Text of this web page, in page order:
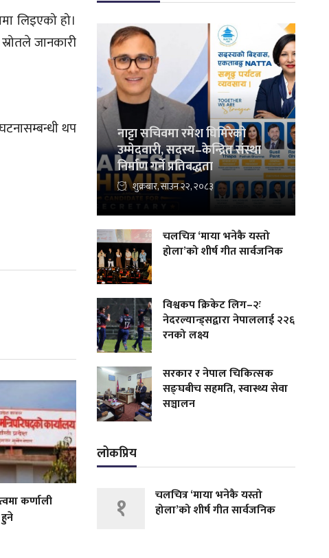
लिइएको हो।
जानकारी
थप
कर्णाली
नाट्टा सचिवमा रमेश घिमिरेको
उम्मेदवारी, सदस्य–केन्द्रित संस्था
निर्माण गर्ने प्रतिबद्धता
शुक्रबार, साउन २२, २०८३
चलचित्र ‘माया भनेकै यस्तो
होला’को शीर्ष गीत सार्वजनिक
विश्वकप क्रिकेट लिग–२ः
नेदरल्यान्ड्सद्वारा नेपाललाई २२६
रनको लक्ष्य
सरकार र नेपाल चिकित्सक
सङ्घबीच सहमति, स्वास्थ्य सेवा
सञ्चालन
लोकप्रिय
१
चलचित्र ‘माया भनेकै यस्तो
होला’को शीर्ष गीत सार्वजनिक